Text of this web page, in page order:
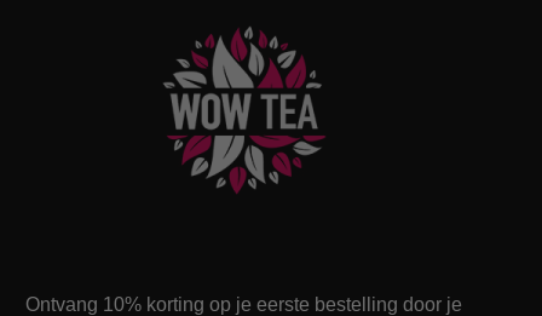
Ontvang 10% korting op je eerste bestelling door je